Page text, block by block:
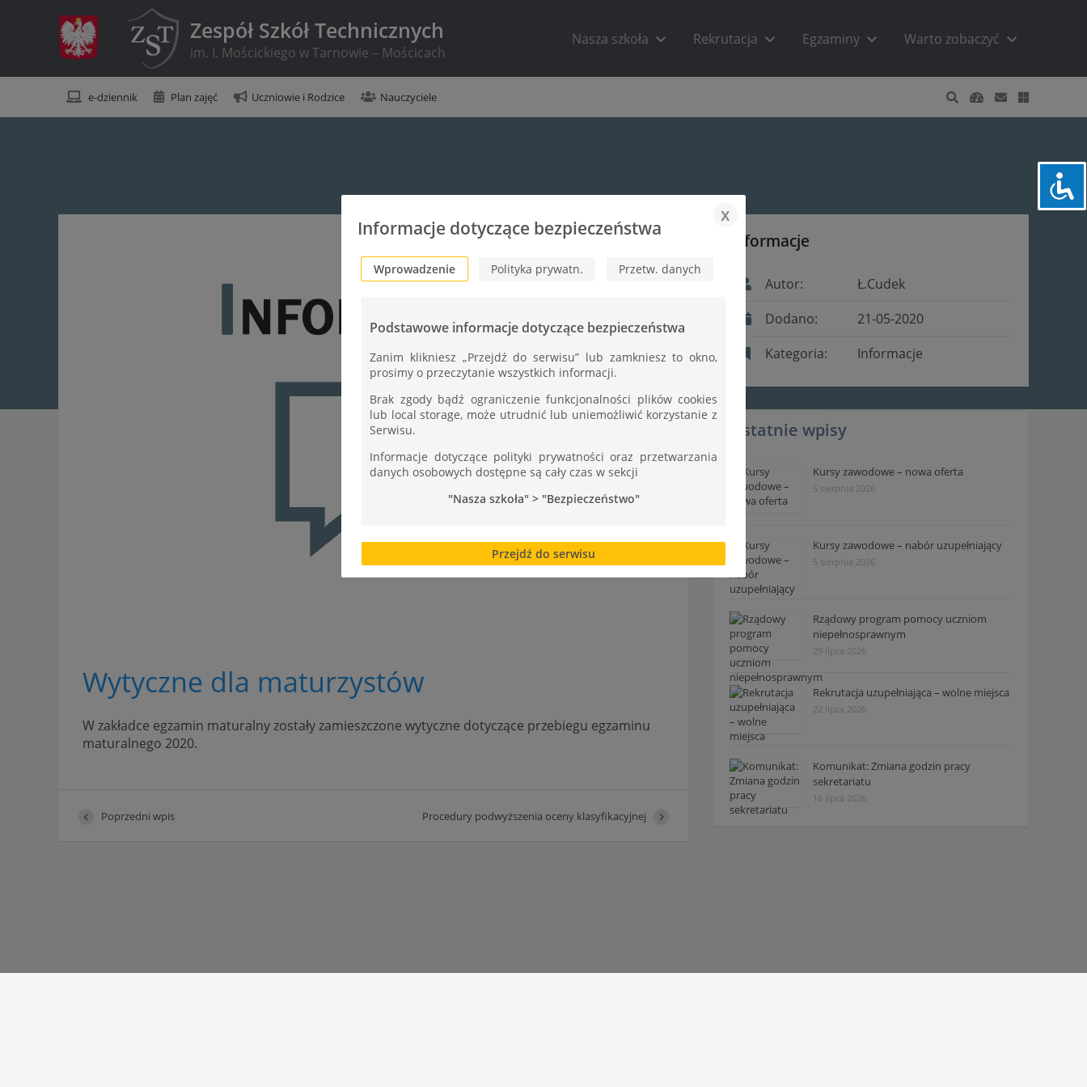
Zespół Szkół Technicznych
im. I. Mościckiego w Tarnowie – Mościcach
Nasza szkoła Rekrutacja Egzaminy Warto zobaczyć
e-dziennik Plan zajęć Uczniowie i Rodzice Nauczyciele
Wytyczne dla maturzystów
W zakładce egzamin maturalny zostały zamieszczone wytyczne dotyczące przebiegu egzaminu
maturalnego 2020.
Poprzedni wpis Procedury podwyższenia oceny klasyfikacyjnej
Informacje
Autor:
Ł.Cudek
Dodano:
21-05-2020
Kategoria:
Informacje
Ostatnie wpisy
Kursy zawodowe – nowa oferta
5 sierpnia 2026
Kursy zawodowe – nabór uzupełniający
5 sierpnia 2026
Rządowy program pomocy uczniom
niepełnosprawnym
29 lipca 2026
Rekrutacja uzupełniająca – wolne miejsca
22 lipca 2026
Komunikat: Zmiana godzin pracy
sekretariatu
16 lipca 2026
Informacje dotyczące bezpieczeństwa
x
Wprowadzenie Polityka prywatn. Przetw. danych
Podstawowe informacje dotyczące bezpieczeństwa
Zanim klikniesz „Przejdź do serwisu” lub zamkniesz to okno,
prosimy o przeczytanie wszystkich informacji.
Brak zgody bądź ograniczenie funkcjonalności plików cookies
lub local storage, może utrudnić lub uniemożliwić korzystanie z
Serwisu.
Informacje dotyczące polityki prywatności oraz przetwarzania
danych osobowych dostępne są cały czas w sekcji
"Nasza szkoła" > "Bezpieczeństwo"
Przejdź do serwisu